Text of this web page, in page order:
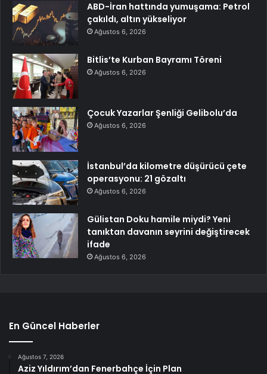
ABD-İran hattında yumuşama: Petrol
çakıldı, altın yükseliyor
Ağustos 6, 2026
Bitlis’te Kurban Bayramı Töreni
Ağustos 6, 2026
Çocuk Yazarlar Şenliği Gelibolu’da
Ağustos 6, 2026
İstanbul’da kilometre düşürücü çete
operasyonu: 21 gözaltı
Ağustos 6, 2026
Gülistan Doku hamile miydi? Yeni
tanıktan davanın seyrini değiştirecek
ifade
Ağustos 6, 2026
En Güncel Haberler
Ağustos 7, 2026
Aziz Yıldırım’dan Fenerbahçe İçin Plan